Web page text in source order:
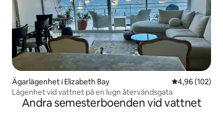
Ägarlägenhet i Elizabeth Bay 4,96 av 5 i
4,96 (102)
Lägenhet vid vattnet på en lugn återvändsgata
Andra semesterboenden vid vattnet